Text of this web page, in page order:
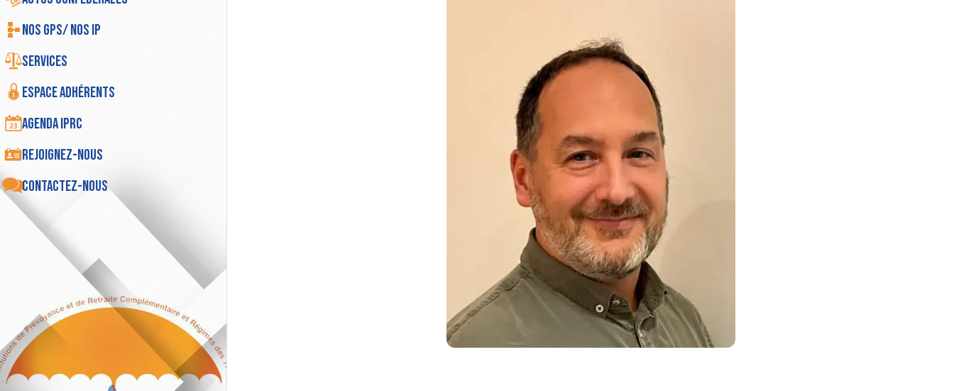
Nos GPS/ Nos IP
Services
Espace adhérents
Agenda IPRC
Rejoignez-nous
Contactez-nous